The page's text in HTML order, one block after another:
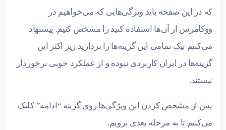
که در این صفحه باید ویژگی‌هایی که می‌خواهیم در
ووکامرس از آن‌ها استفاده کنید را مشخص کنیم. پیشنهاد
می‌کنیم تیک تمامی این گزینه‌ها را بردارید زیر اکثر این
گزینه‌ها در ایران کاربردی نبوده و از عملکرد خوبی برخوردار
نیستند.
پس از مشخص کردن این ویژگی‌ها روی گزینه “ادامه” کلیک
می‌کنیم تا به مرحله بعدی برویم.